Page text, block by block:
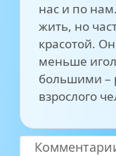
нас и по
жить, но
красотой.
меньше
большими –
взрослого